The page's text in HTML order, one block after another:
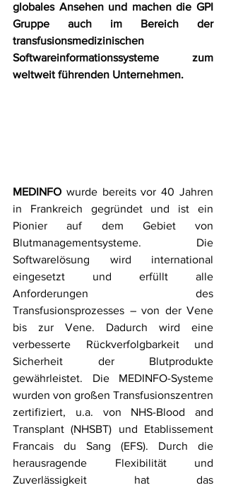
globales Ansehen und machen die GPI
Gruppe auch im Bereich der
transfusionsmedizinischen
Softwareinformationssysteme zum
weltweit führenden Unternehmen.
MEDINFO wurde bereits vor 40 Jahren
in Frankreich gegründet und ist ein
Pionier auf dem Gebiet von
Blutmanagementsysteme. Die
Softwarelösung wird international
eingesetzt und erfüllt alle
Anforderungen des
Transfusionsprozesses – von der Vene
bis zur Vene. Dadurch wird eine
verbesserte Rückverfolgbarkeit und
Sicherheit der Blutprodukte
gewährleistet. Die MEDINFO-Systeme
wurden von großen Transfusionszentren
zertifiziert, u.a. von NHS-Blood and
Transplant (NHSBT) und Etablissement
Francais du Sang (EFS). Durch die
herausragende Flexibilität und
Zuverlässigkeit hat das